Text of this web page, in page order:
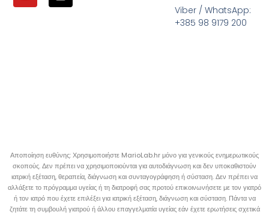
Viber / WhatsApp:
+385 98 9179 200
Αποποίηση ευθύνης: Χρησιμοποιήστε MarioLab.hr μόνο για γενικούς ενημερωτικούς
σκοπούς. Δεν πρέπει να χρησιμοποιούνται για αυτοδιάγνωση και δεν υποκαθιστούν
ιατρική εξέταση, θεραπεία, διάγνωση και συνταγογράφηση ή σύσταση. Δεν πρέπει να
αλλάξετε το πρόγραμμα υγείας ή τη διατροφή σας προτού επικοινωνήσετε με τον γιατρό
ή τον ιατρό που έχετε επιλέξει για ιατρική εξέταση, διάγνωση και σύσταση. Πάντα να
ζητάτε τη συμβουλή γιατρού ή άλλου επαγγελματία υγείας εάν έχετε ερωτήσεις σχετικά